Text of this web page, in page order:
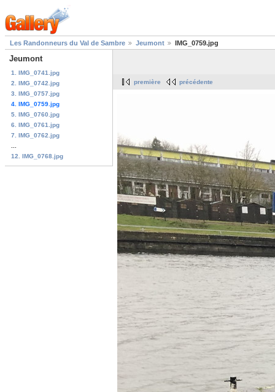
Les Randonneurs du Val de Sambre Jeumont IMG_0759.jpg
Jeumont
1. IMG_0741.jpg
2. IMG_0742.jpg
3. IMG_0757.jpg
4. IMG_0759.jpg
5. IMG_0760.jpg
6. IMG_0761.jpg
7. IMG_0762.jpg
12. IMG_0768.jpg
première précédente